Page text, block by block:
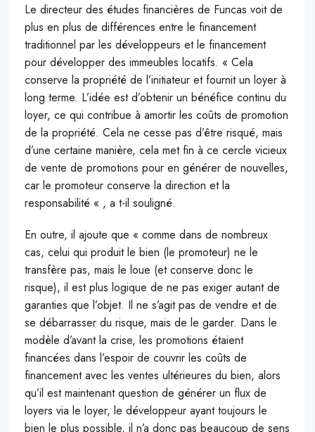
Le directeur des études financières de Funcas voit de
plus en plus de différences entre le financement
traditionnel par les développeurs et le financement
pour développer des immeubles locatifs. « Cela
conserve la propriété de l’initiateur et fournit un loyer à
long terme. L’idée est d’obtenir un bénéfice continu du
loyer, ce qui contribue à amortir les coûts de promotion
de la propriété. Cela ne cesse pas d’être risqué, mais
d’une certaine manière, cela met fin à ce cercle vicieux
de vente de promotions pour en générer de nouvelles,
car le promoteur conserve la direction et la
responsabilité « , a t-il souligné.
En outre, il ajoute que « comme dans de nombreux
cas, celui qui produit le bien (le promoteur) ne le
transfère pas, mais le loue (et conserve donc le
risque), il est plus logique de ne pas exiger autant de
garanties que l’objet. Il ne s’agit pas de vendre et de
se débarrasser du risque, mais de le garder. Dans le
modèle d’avant la crise, les promotions étaient
financées dans l’espoir de couvrir les coûts de
financement avec les ventes ultérieures du bien, alors
qu’il est maintenant question de générer un flux de
loyers via le loyer, le développeur ayant toujours le
bien le plus possible, il n’a donc pas beaucoup de sens